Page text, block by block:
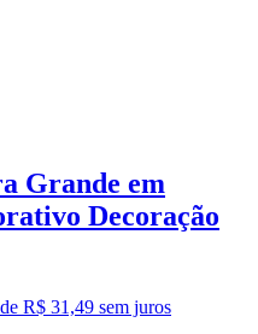
Grande em
Decoração
R$ 31,49 sem juros